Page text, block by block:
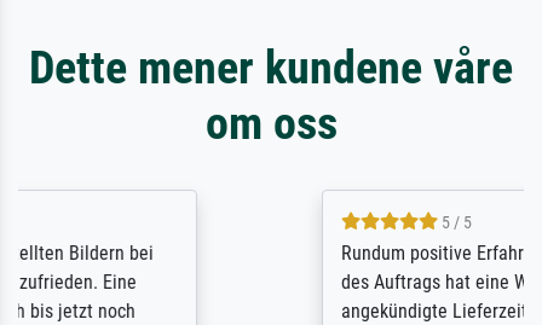
Dette mener kundene våre
om oss
Rundum positive Erfahrung. Die Ausführung
des Auftrags hat eine Weile gedauert, die
angekündigte Lieferzeit wurde aber